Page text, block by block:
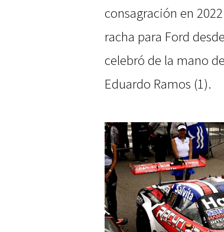
consagración en
racha para Ford
celebró de la mano
Eduardo Ramos (1).